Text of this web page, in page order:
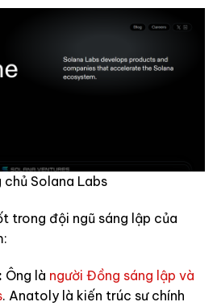
chủ Solana Labs
trong đội ngũ sáng lập của
Ông là người Đồng sáng lập và
. Anatoly là kiến trúc sư chính